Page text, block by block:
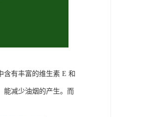
含有丰富的维生素 E 和
能减少油烟的产生。而